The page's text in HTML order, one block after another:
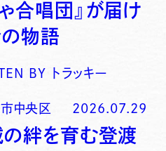
合唱団』が届け
物語
BY トラッキー
中央区 2026.07.29
絆を育む登渡